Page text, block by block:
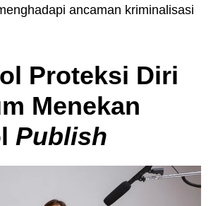
ancaman kriminalisasi
Proteksi Diri
Menekan
Publish